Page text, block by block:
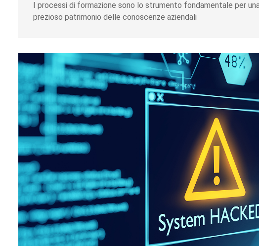
I processi di formazione sono lo strumento fondamentale per
prezioso patrimonio delle conoscenze aziendali